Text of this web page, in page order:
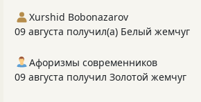
Xurshid Bobonazarov
09 августа получил(а) Белый жемчуг
Афоризмы современников
09 августа получил Золотой жемчуг